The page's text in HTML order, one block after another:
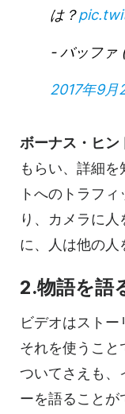
は？
- バッファ
2017年9月
ボーナス・ヒン
もらい、詳細
トへのトラフ
り、カメラに
に、人は他の人
2.物語を語
ビデオはストー
それを使うこと
ついてさえも、
ーを語ることが